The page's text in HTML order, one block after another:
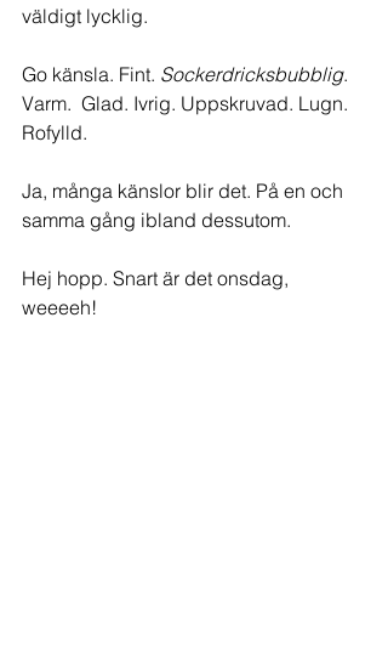
väldigt lycklig.
Go känsla. Fint. Sockerdricksbubblig.
Varm.  Glad. Ivrig. Uppskruvad. Lugn.
Rofylld.
Ja, många känslor blir det. På en och
samma gång ibland dessutom.
Hej hopp. Snart är det onsdag,
weeeeh!